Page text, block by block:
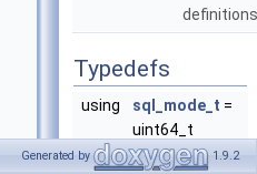
Typedefs
using sql_mode_t =
uint64_t
Generated by 1.9.2